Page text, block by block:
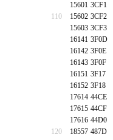
15601 3CF1
110
15602 3CF2
15603 3CF3
16141 3F0D
16142 3F0E
16143 3F0F
16151 3F17
16152 3F18
17614 44CE
17615 44CF
17616 44D0
120
18557 487D